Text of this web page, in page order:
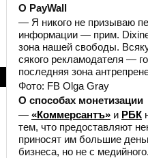
О PayWall
— Я никого не призываю
информации — прим.
зона нашей свободы.
сякого рекламодателя —
последняя зона
Фото: FB Olga Gray
О способах монетизации
— «Коммерсантъ» и РБК
тем, что предоставляют
приносят им большие
бизнеса, но не с